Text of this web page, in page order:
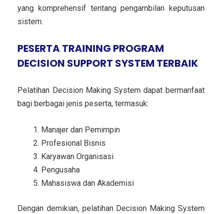
yang komprehensif tentang pengambilan keputusan
sistem.
PESERTA TRAINING PROGRAM
DECISION SUPPORT SYSTEM TERBAIK
Pelatihan Decision Making System dapat bermanfaat
bagi berbagai jenis peserta, termasuk:
Manajer dan Pemimpin
Profesional Bisnis
Karyawan Organisasi
Pengusaha
Mahasiswa dan Akademisi
Dengan demikian, pelatihan Decision Making System